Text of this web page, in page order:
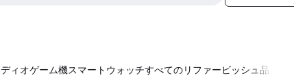
ィオゲーム機スマートウォッチすべてのリファービッシュ品